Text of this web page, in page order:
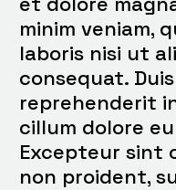
minim veniam,
laboris nisi ut
consequat.
reprehenderit
cillum dolore
Excepteur sint
non proident,